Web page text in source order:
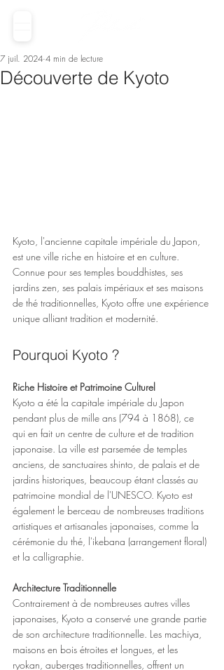
Découverte de Kyoto
7 juil. 2024 4 min de lecture
Kyoto, l'ancienne capitale impériale du Japon,
est une ville riche en histoire et en culture.
Connue pour ses temples bouddhistes, ses
jardins zen, ses palais impériaux et ses maisons
de thé traditionnelles, Kyoto offre une expérience
unique alliant tradition et modernité.
Pourquoi Kyoto ?
Riche Histoire et Patrimoine Culturel
Kyoto a été la capitale impériale du Japon
pendant plus de mille ans (794 à 1868), ce
qui en fait un centre de culture et de tradition
japonaise. La ville est parsemée de temples
anciens, de sanctuaires shinto, de palais et de
jardins historiques, beaucoup étant classés au
patrimoine mondial de l'UNESCO. Kyoto est
également le berceau de nombreuses traditions
artistiques et artisanales japonaises, comme la
cérémonie du thé, l'ikebana (arrangement floral)
et la calligraphie.
Architecture Traditionnelle
Contrairement à de nombreuses autres villes
japonaises, Kyoto a conservé une grande partie
de son architecture traditionnelle. Les machiya,
maisons en bois étroites et longues, et les
ryokan, auberges traditionnelles, offrent un